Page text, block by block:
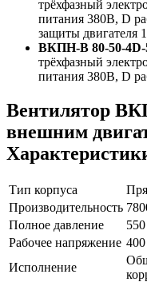
трёхфазный
питания 380В, D
защиты двигателя
ВКПН-В 80-50-4D-
трёхфазный
питания 380В, D
Вентилятор
внешним
Тип корпуса
Производительность
Полное давление
Рабочее напряжение
Исполнение